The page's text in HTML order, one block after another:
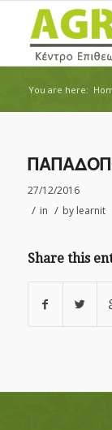
You are here:
27/12/2016
/ in / by learnit
Share this